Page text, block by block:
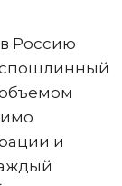
Россию
и